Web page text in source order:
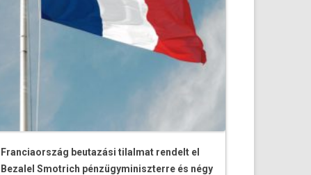
Franciaország beutazási tilalmat rendelt el
Bezalel Smotrich pénzügyminiszterre és négy